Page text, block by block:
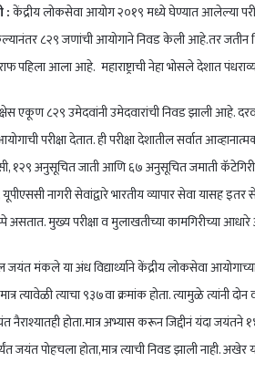
:केंद्रीय लोकसेवा आयोग २०१९ मध्ये घेण्यात आलेल्या
८२९ जणांची आयोगाने निवड केली आहे.तर जतीन
पहिला आला आहे. महाराष्ट्राची नेहा भोसले देशात
एकूण ८२९ उमेदवांनी उमेदवारांची निवड झाली आहे.
परीक्षा देतात. ही परीक्षा देशातील सर्वात
१२९ अनुसूचित जाती आणि ६७ अनुसूचित जमाती
नागरी सेवांद्वारे भारतीय व्यापार सेवा यासह
असतात. मुख्य परीक्षा व मुलाखतीच्या कामगिरीच्या
जयंत मंकले या अंध विद्यार्थ्याने केंद्रीय लोकसेवा
मात्र त्यावेळी त्याचा ९३७वा क्रमांक होता. त्यामुळे
नैराश्यातही होता.मात्र अभ्यास करून जिद्दीनं यंदा
जयंत पोहचला होता,मात्र त्याची निवड झाली नाही.